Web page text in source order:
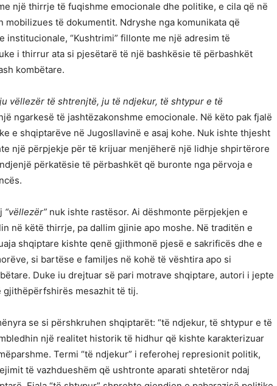
një thirrje të fuqishme emocionale dhe politike, e cila që në
mobilizues të dokumentit. Ndryshe nga komunikata që
institucionale, “Kushtrimi” fillonte me një adresim të
i thirrur ata si pjesëtarë të një bashkësie të përbashkët
kombëtare.
vëllezër të shtrenjtë, ju të ndjekur, të shtypur e të
ngarkesë të jashtëzakonshme emocionale. Në këto pak fjalë
e shqiptarëve në Jugosllavinë e asaj kohe. Nuk ishte thjesht
një përpjekje për të krijuar menjëherë një lidhje shpirtërore
përkatësie të përbashkët që buronte nga përvoja e
“vëllezër” nuk ishte rastësor. Ai dëshmonte përpjekjen e
në këtë thirrje, pa dallim gjinie apo moshe. Në traditën e
shqiptare kishte qenë gjithmonë pjesë e sakrificës dhe e
si bartëse e familjes në kohë të vështira apo si
Duke iu drejtuar së pari motrave shqiptare, autori i jepte
gjithëpërfshirës mesazhit të tij.
se si përshkruhen shqiptarët: “të ndjekur, të shtypur e të
një realitet historik të hidhur që kishte karakterizuar
Termi “të ndjekur” i referohej represionit politik,
të vazhdueshëm që ushtronte aparati shtetëror ndaj